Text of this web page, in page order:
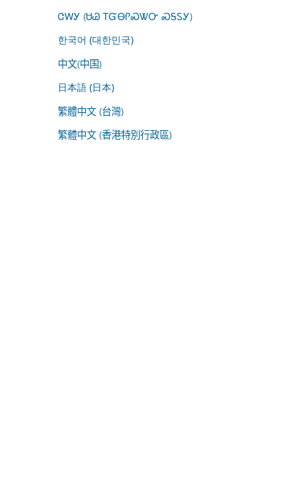
ᏣᎳᎩ (ᏌᏊ ᎢᏳᎾᎵᏍᏔᏅ ᏍᎦᏚᎩ)
한국어 (대한민국)
中文(中国)
日本語 (日本)
繁體中文 (台灣)
繁體中文 (香港特別行政區)